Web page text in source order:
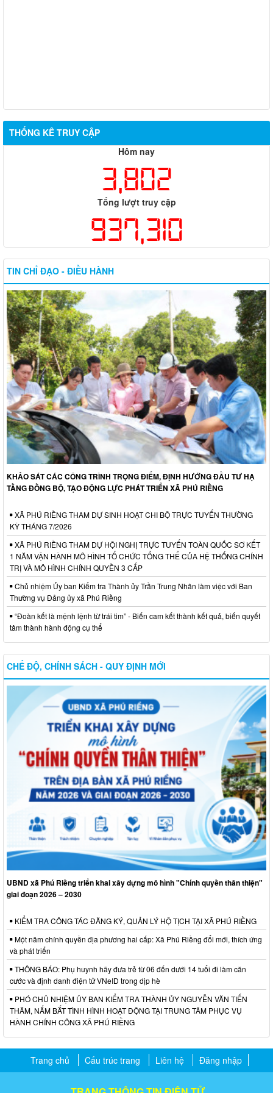
THỐNG KÊ TRUY CẬP
Hôm nay
3,802
Tổng lượt truy cập
937,310
TIN CHỈ ĐẠO - ĐIỀU HÀNH
KHẢO SÁT CÁC CÔNG TRÌNH TRỌNG ĐIỂM, ĐỊNH HƯỚNG ĐẦU TƯ HẠ
TẦNG ĐỒNG BỘ, TẠO ĐỘNG LỰC PHÁT TRIỂN XÃ PHÚ RIỀNG
XÃ PHÚ RIỀNG THAM DỰ SINH HOẠT CHI BỘ TRỰC TUYẾN THƯỜNG
KỲ THÁNG 7/2026
XÃ PHÚ RIỀNG THAM DỰ HỘI NGHỊ TRỰC TUYẾN TOÀN QUỐC SƠ KẾT
1 NĂM VẬN HÀNH MÔ HÌNH TỔ CHỨC TỔNG THỂ CỦA HỆ THỐNG CHÍNH
TRỊ VÀ MÔ HÌNH CHÍNH QUYỀN 3 CẤP
Chủ nhiệm Ủy ban Kiểm tra Thành ủy Trần Trung Nhân làm việc với Ban
Thường vụ Đảng ủy xã Phú Riềng
“Đoàn kết là mệnh lệnh từ trái tim” - Biến cam kết thành kết quả, biến quyết
tâm thành hành động cụ thể
CHẾ ĐỘ, CHÍNH SÁCH - QUY ĐỊNH MỚI
UBND xã Phú Riềng triển khai xây dựng mô hình "Chính quyền thân thiện"
giai đoạn 2026 – 2030
KIỂM TRA CÔNG TÁC ĐĂNG KÝ, QUẢN LÝ HỘ TỊCH TẠI XÃ PHÚ RIỀNG
Một năm chính quyền địa phương hai cấp: Xã Phú Riềng đổi mới, thích ứng
và phát triển
THÔNG BÁO: Phụ huynh hãy đưa trẻ từ 06 đến dưới 14 tuổi đi làm căn
cước và định danh điện tử VNeID trong dịp hè
PHÓ CHỦ NHIỆM ỦY BAN KIỂM TRA THÀNH ỦY NGUYỄN VĂN TIẾN
THĂM, NẮM BẮT TÌNH HÌNH HOẠT ĐỘNG TẠI TRUNG TÂM PHỤC VỤ
HÀNH CHÍNH CÔNG XÃ PHÚ RIỀNG
Trang chủ Cấu trúc trang Liên hệ Đăng nhập